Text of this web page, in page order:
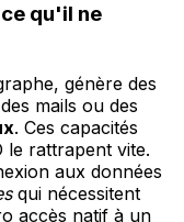
qu'il ne
génère des
mails ou des
. Ces capacités
le rattrapent vite.
aux données
qui nécessitent
accès natif à un